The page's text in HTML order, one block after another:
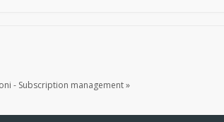
- Subscription management »